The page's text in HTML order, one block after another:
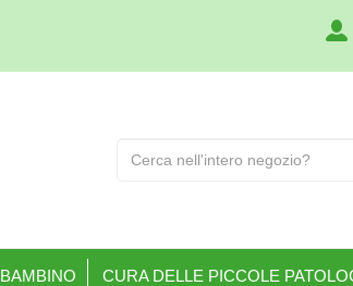
Prodotto
BAMBINO CURA DELLE PICCOLE